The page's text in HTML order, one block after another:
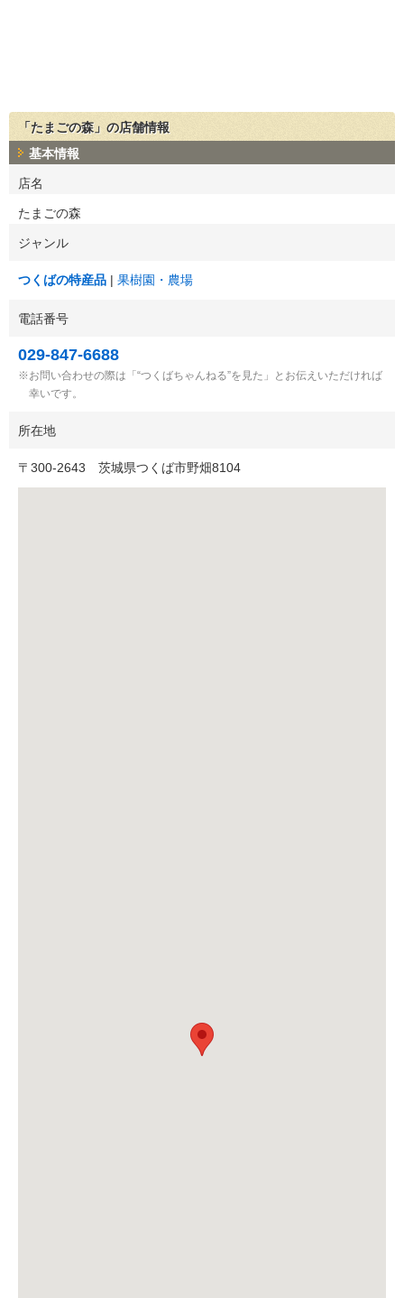
「たまごの森」の店舗情報
基本情報
店名
たまごの森
ジャンル
つくばの特産品 果樹園・農場
電話番号
029-847-6688
お問い合わせの際は「“つくばちゃんねる”を見た」とお伝えいただければ
幸いです。
所在地
〒 300-2643 茨城県つくば市野畑8104